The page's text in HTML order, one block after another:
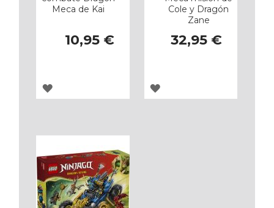
Meca de Kai
10,95 €
AGREGAR
FAVORITOS
Cole y Dragón
Zane
32,95 €
AGREGAR